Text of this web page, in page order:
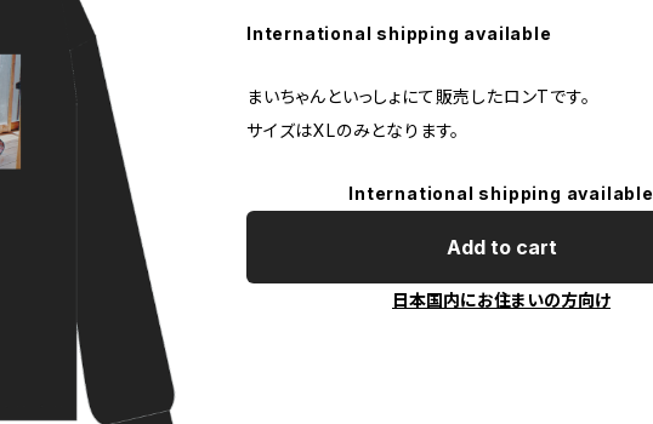
International shipping available
まいちゃんといっしょにて販売したロンTです。
サイズはXLのみとなります。
International shipping available
Add to cart
日本国内にお住まいの方向け